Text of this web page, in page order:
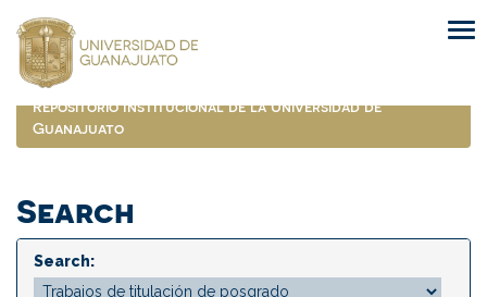
navigation
Repositorio Institucional de la Universidad de
Guanajuato
Search
Search: